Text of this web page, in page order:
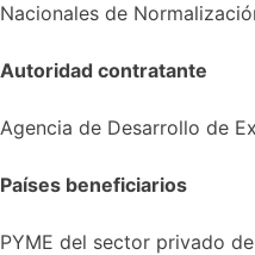
Nacionales de
Autoridad contratante
Agencia de Desarrollo de
Países beneficiarios
PYME del sector privado